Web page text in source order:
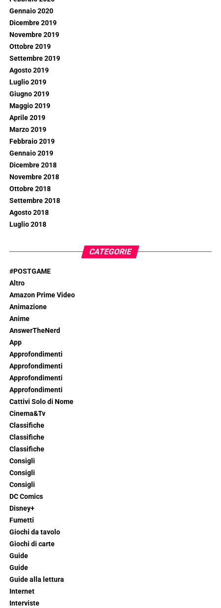
Gennaio 2020
Dicembre 2019
Novembre 2019
Ottobre 2019
Settembre 2019
Agosto 2019
Luglio 2019
Giugno 2019
Maggio 2019
Aprile 2019
Marzo 2019
Febbraio 2019
Gennaio 2019
Dicembre 2018
Novembre 2018
Ottobre 2018
Settembre 2018
Agosto 2018
Luglio 2018
CATEGORIE
#POSTGAME
Altro
Amazon Prime Video
Animazione
Anime
AnswerTheNerd
App
Approfondimenti
Approfondimenti
Approfondimenti
Approfondimenti
Cattivi Solo di Nome
Cinema&Tv
Classifiche
Classifiche
Classifiche
Consigli
Consigli
Consigli
DC Comics
Disney+
Fumetti
Giochi da tavolo
Giochi di carte
Guide
Guide
Guide alla lettura
Internet
Interviste